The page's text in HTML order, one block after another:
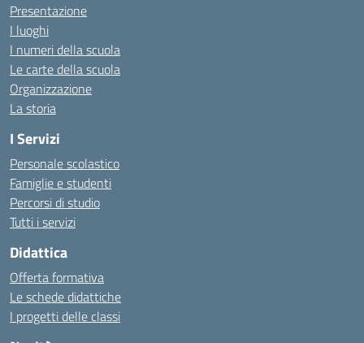
Presentazione
I luoghi
I numeri della scuola
Le carte della scuola
Organizzazione
La storia
I Servizi
Personale scolastico
Famiglie e studenti
Percorsi di studio
Tutti i servizi
Didattica
Offerta formativa
Le schede didattiche
I progetti delle classi